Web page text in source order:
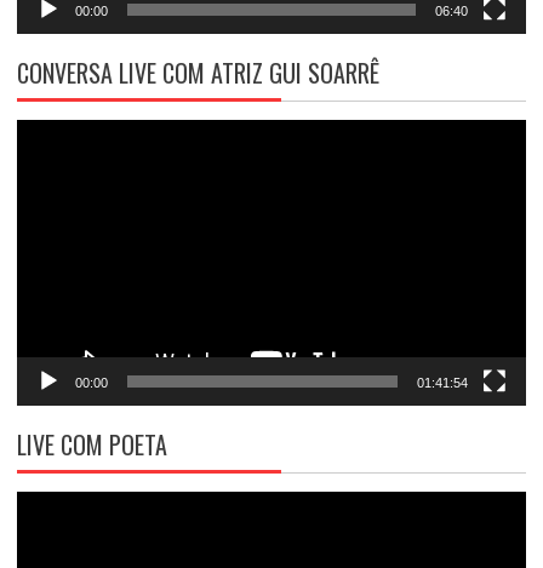
00:00 06:40
CONVERSA LIVE COM ATRIZ GUI SOARRÊ
00:00 01:41:54
LIVE COM POETA